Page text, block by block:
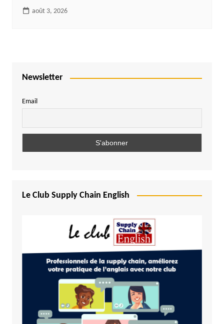
août 3, 2026
Newsletter
Email
Le Club Supply Chain English